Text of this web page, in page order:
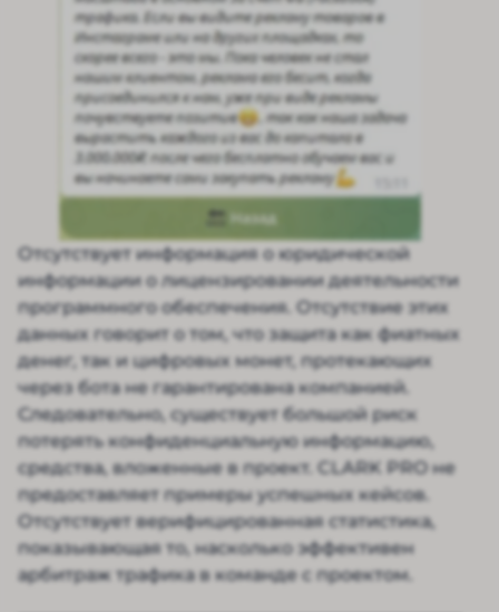
Отсутствует информация о юридической
информации о лицензировании деятельности
программного обеспечения. Отсутствие этих
данных говорит о том, что защита как фиатных
денег, так и цифровых монет, протекающих
через бота не гарантирована компанией.
Следовательно, существует большой риск
потерять конфиденциальную информацию,
средства, вложенные в проект. CLARK PRO не
предоставляет примеры успешных кейсов.
Отсутствует верифицированная статистика,
показывающая то, насколько эффективен
арбитраж трафика в команде с проектом.